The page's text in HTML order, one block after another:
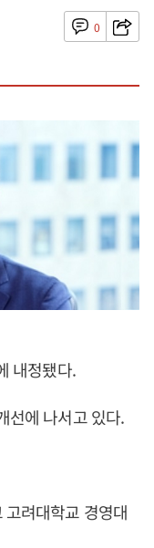
0
내정됐다.
선에 나서고 있다.
려대학교 경영대